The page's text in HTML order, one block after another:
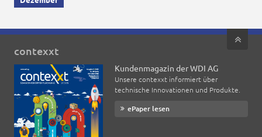
contexxt
Kundenmagazin der WDI AG
Unsere contexxt informiert über
technische Innovationen und Produkte.
ePaper lesen